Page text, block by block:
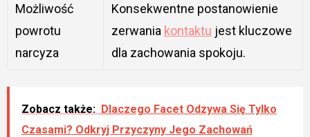
Możliwość
powrotu
narcyza
Konsekwentne postanowienie
zerwania kontaktu jest kluczowe
dla zachowania spokoju.
Zobacz także: Dlaczego Facet Odzywa Się Tylko
Czasami? Odkryj Przyczyny Jego Zachowań